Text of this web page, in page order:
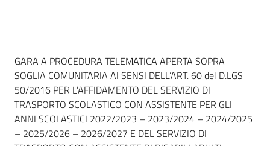
Dati del bando
GARA A PROCEDURA TELEMATICA APERTA SOPRA
SOGLIA COMUNITARIA AI SENSI DELL’ART. 60 del D.LGS
50/2016 PER L’AFFIDAMENTO DEL SERVIZIO DI
TRASPORTO SCOLASTICO CON ASSISTENTE PER GLI
ANNI SCOLASTICI 2022/2023 – 2023/2024 – 2024/2025
– 2025/2026 – 2026/2027 E DEL SERVIZIO DI